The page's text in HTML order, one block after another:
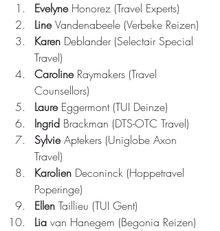
Evelyne Honorez (Travel Experts)
Line Vandenabeele (Verbeke Reizen)
Karen Deblander (Selectair Special
Travel)
Caroline Raymakers (Travel
Counsellors)
Laure Eggermont (TUI Deinze)
Ingrid Brackman (DTS-OTC Travel)
Sylvie Aptekers (Uniglobe Axon
Travel)
Karolien Deconinck (Hoppetravel
Poperinge)
Ellen Taillieu (TUI Gent)
Lia van Hanegem (Begonia Reizen)